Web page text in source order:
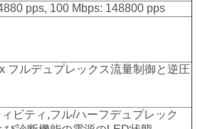
pps, 100 Mbps: 148800 pps
フルデュプレックス流量制御と逆圧
ビティ,フル/ハーフデュプレック